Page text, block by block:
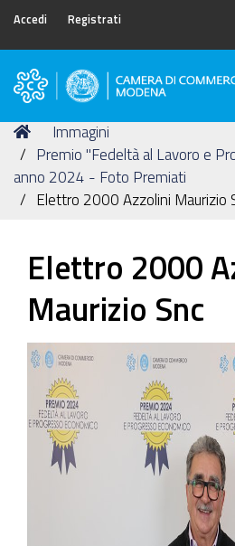
Accedi Registrati
Camera
Commercio
di
Modena
Tu
sei
qui:
Home
Immagini
Premio "Fedeltà al Lavoro e
anno 2024 - Foto Premiati
Elettro 2000 Azzolini Maurizio
Elettro 2000
Maurizio Snc